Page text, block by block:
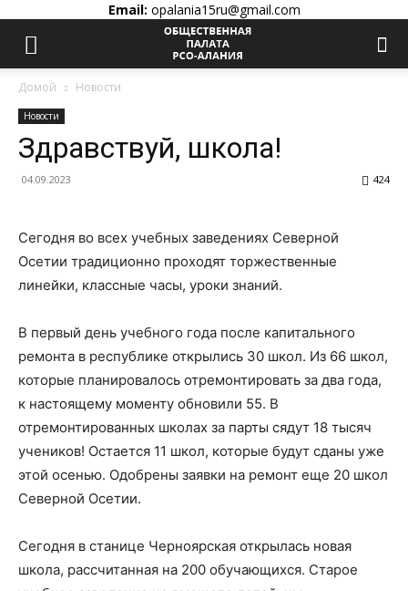
Email: opalania15ru@gmail.com
Домой Новости
Новости
Здравствуй, школа!
04.09.2023 424
Сегодня во всех учебных заведениях Северной
Осетии традиционно проходят торжественные
линейки, классные часы, уроки знаний.
В первый день учебного года после капитального
ремонта в республике открылись 30 школ. Из 66 школ,
которые планировалось отремонтировать за два года,
к настоящему моменту обновили 55. В
отремонтированных школах за парты сядут 18 тысяч
учеников! Остается 11 школ, которые будут сданы уже
этой осенью. Одобрены заявки на ремонт еще 20 школ
Северной Осетии.
Сегодня в станице Черноярская открылась новая
школа, рассчитанная на 200 обучающихся. Старое